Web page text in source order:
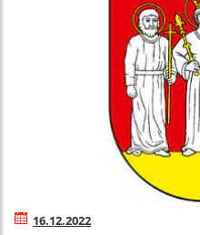
16.12.2022